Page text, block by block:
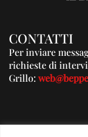
CONTATTI
Per inviare
richieste di
Grillo: